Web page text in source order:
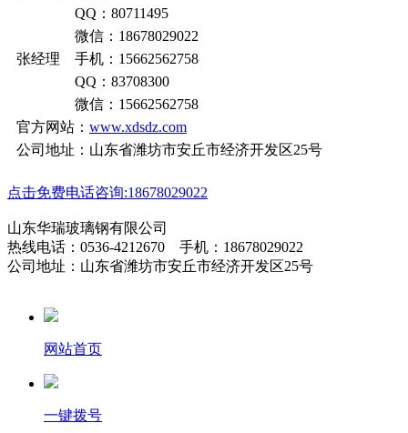
QQ：80711495
微信：18678029022
张经理 手机：15662562758
QQ：83708300
微信：15662562758
官方网站： www.xdsdz.com
公司地址：山东省潍坊市安丘市经济开发区25号
点击免费电话咨询:18678029022
山东华瑞玻璃钢有限公司
热线电话：0536-4212670 手机：18678029022
公司地址：山东省潍坊市安丘市经济开发区25号
网站首页
一键拨号